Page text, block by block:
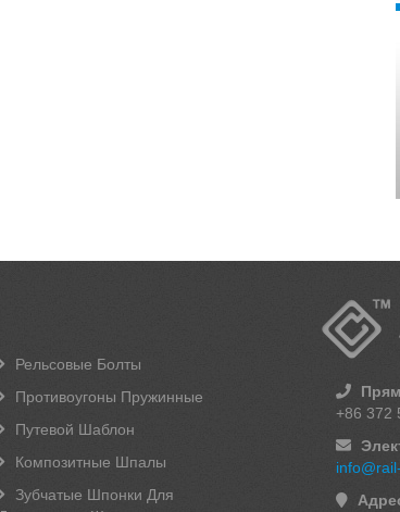
Рельсовые Болты
Противоугоны Пружинные
Путевой Шаблон
Композитные Шпалы
Зубчатые Шпонки Для
+86 372